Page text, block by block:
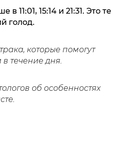
11:01, 15:14 и 21:31. Это те
голод.
которые помогут
течение дня.
об особенностях